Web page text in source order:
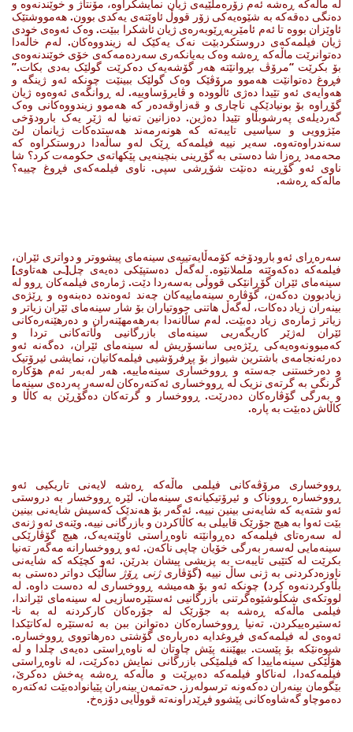
لە ماڵەکە ڕەشە ئەم زۆرەملێیەی ژیان نمایشکراوە، مۆنتاژ و خوێندنەوە و
دەنگی دەقەکە بە شێوەیەکی زۆر قووڵ ئاوێتەی یەکدی بوون. هەمووشتێک
ئاوێزان بووە تا ئەم ئامێربەڕێوبەرەی ژیان ئاشکرا ببێت. وەک ئەوەی خودی
ژیان فیلمەکەی دروستکردبێت نەک یەکێک لە زیندووەکان. لەم خاڵەدا
دەتوانرێت ماڵەکە ڕەشە وەک بەیانکەری سەردەمەکەی خۆی خوێندنەوەی
بۆ بکرێت “مرۆڤ بڕوانێتە هەر گۆشەیەک دەکرێت گولێک بەدی بکات.”
فڕوغ دەتوانێت هەموو مرۆڤێک وەک گولێک ببینێت چونکە ئەو ژینگە و
هەوایەی ئەو تێیدا دەژی ئاڵوودە و ڤایرۆساوییە. لە ڕوانگەی ئەوەوە ژیان
گۆڕاوە بۆ بونیادێکی ناچاری و قەزاوقەدەر کە هەموو زیندووەکانی وەک
گەردیلەی پەرشوبڵاو تێیدا دەژین. دەزانین تەنیا لە ژێر یەک بارودۆخی
مێژوویی و سیاسیی تایبەتە کە هونەرمەند هەستدەکات ژیانمان لێ
سەندراوەتەوە. سەیر نییە فیلمەکە ڕێک لەو ساڵەدا دروستکراوە کە
محەمەد ڕەزا شا دەستی بە گۆڕینی بنچینەیی پێکهاتەی حکومەت کرد؟ شا
ناوی ئەو گۆڕینە دەنێت شۆڕشی سپی. ناوی فیلمەکەی فڕوغ چییە؟
ماڵەکە ڕەشە.
سەرەڕای ئەو بارودۆخە کۆمەڵایەتییەی سینەمای پیشووتر و دواتری ئێران،
فیلمەکە دەکەوێتە ململانێوە. لەگەڵ دەستپێکی دەیەی چل[ـی هەتاوی]
سینەمای ئێران گۆڕانێکی قووڵی بەسەردا دێت. ژمارەی فیلمەکان ڕوو لە
زیادبوون دەکەن، گۆڤارە سینەماییەکان چەند ئەوەندە دەبنەوە و ڕێژەی
بینەران زیاد دەکات، لەگەڵ هاتنی جووتیاران بۆ شار سینەمای ئێران زیاتر و
زیاتر ژمارەی زیاد دەبێت. لەم ساڵانەدا بەرهەمهێنەران و دەرهێنەرەکانی
ئێران لەژێر کاریگەریی سینەمای بازرگانیی وڵاتەکانی تردا و
کەمبوونەوەیەکی ڕێژەیی سانسۆریش لە سینەمای ئێران، دەگەنە ئەو
دەرئەنجامەی باشترین شیواز بۆ پڕفرۆشیی فیلمەکانیان، نمایشی ئیرۆتیک
و دەرخستنی جەستە و ڕووخساری سینەماییە. هەر لەبەر ئەم هۆکارە
گرنگی بە گرتەی نزیک لە ڕووخساری ئەکتەرەکان لەسەر پەردەی سینەما
و بەرگی گۆڤارەکان دەدرێت. ڕووخسار و گرتەکان دەگۆڕێن بە کاڵا و
کاڵاش دەبێت بە پارە.
ڕووخساری مرۆڤەکانی فیلمی ماڵەکە ڕەشە لایەنی تاریکیی ئەو
ڕووخسارە ڕووناک و ئیرۆتیکیانەی سینەمان. لێرە ڕووخسار بە دروستی
ئەو شتەیە کە شایەنی بینین نییە. ئەگەر بۆ هەندێک کەسیش شایەنی بینین
بێت ئەوا بە هیچ جۆرێک قابیلی بە کاڵاکردن و بازرگانی نییە. وێنەی ئەو ژنەی
لە سەرەتای فیلمەکە دەڕوانێتە ناوەڕاستی ئاوێنەیەک، هیچ گۆڤارێکی
سینەمایی لەسەر بەرگی خۆیان چاپی ناکەن. ئەو ڕووخسارانە مەگەر تەنیا
بکرێت لە کتێبی تایبەت بە پزیشی پیشان بدرێن. ئەو کچێکە کە شایەنی
ناوزەدکردنی بە ژنی ساڵ نییە (گۆڤاریژنی ڕۆژ ساڵێک دواتر دەستی بە
بڵاوکردنەوە کرد) چونکە ئەو بۆ هەمیشە ڕووخساری لە دەست داوە. لە
لووتکەی شکڵوشێوەگرتنی بازرگانیی ئەستێرەسازیی لە سینەمای ئێراندا،
فیلمی ماڵەکە ڕەشە بە جۆرێک لە جۆرەکان کارکردنە لە بە نا-
ئەستیرەییکردن. تەنیا ڕووخسارەکان دەتوانن ببن بە ئەستێرە لەکاتێکدا
ئەوەی لە فیلمەکەی فڕوغدایە دەربارەی گۆشتی دەرهاتووی ڕووخسارە.
شیوەنێکە بۆ پێست. بیهێننە پێش چاوتان لە ناوەڕاستی دەیەی چلدا و لە
هۆڵێکی سینەماییدا کە فیلمێکی بازرگانی نمایش دەکرێت، لە ناوەڕاستی
فیلمەکەدا، لەناکاو فیلمەکە دەبڕێت و ماڵەکە ڕەشە پەخش دەکرێ،
بێگومان بینەران دەکەونە ترسولەرز. حەتمەن بینەران پێیانوادەبێت ئەکتەرە
دەموچاو گەشاوەکانی پێشوو فڕێدراونەتە قووڵایی دۆزەخ.